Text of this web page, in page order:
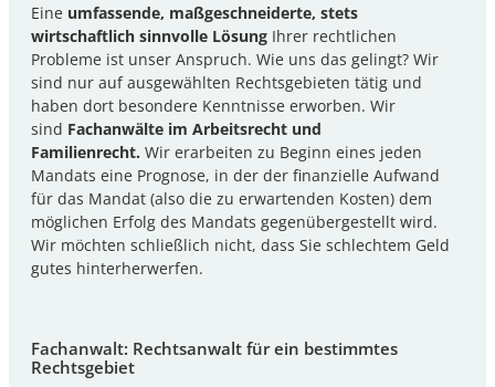
Eine umfassende, maßgeschneiderte, stets
wirtschaftlich sinnvolle Lösung Ihrer rechtlichen
Probleme ist unser Anspruch. Wie uns das gelingt? Wir
sind nur auf ausgewählten Rechtsgebieten tätig und
haben dort besondere Kenntnisse erworben. Wir
sind Fachanwälte im Arbeitsrecht und
Familienrecht. Wir erarbeiten zu Beginn eines jeden
Mandats eine Prognose, in der der finanzielle Aufwand
für das Mandat (also die zu erwartenden Kosten) dem
möglichen Erfolg des Mandats gegenübergestellt wird.
Wir möchten schließlich nicht, dass Sie schlechtem Geld
gutes hinterherwerfen.
Fachanwalt: Rechtsanwalt für ein bestimmtes
Rechtsgebiet